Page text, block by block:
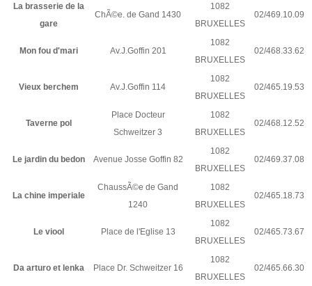
La brasserie de la
gare
ChÃ©e. de Gand 1430
1082
BRUXELLES
02/469.10.09
Mon fou d'mari Av.J.Goffin 201
1082
BRUXELLES
02/468.33.62
Vieux berchem Av.J.Goffin 114
1082
BRUXELLES
02/465.19.53
Taverne pol
Place Docteur
Schweitzer 3
1082
BRUXELLES
02/468.12.52
Le jardin du bedon Avenue Josse Goffin 82
1082
BRUXELLES
02/469.37.08
La chine imperiale
ChaussÃ©e de Gand
1240
1082
BRUXELLES
02/465.18.73
Le viool Place de l'Eglise 13
1082
BRUXELLES
02/465.73.67
Da arturo et lenka Place Dr. Schweitzer 16
1082
BRUXELLES
02/465.66.30